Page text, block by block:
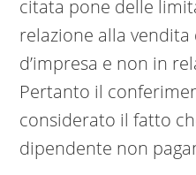
citata pone delle
relazione alla
d’impresa e non in
Pertanto il
considerato il fatto
dipendente non